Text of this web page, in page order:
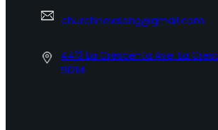
churchnewsong@gmail.com
4413 La Crescenta Ave. La
91214